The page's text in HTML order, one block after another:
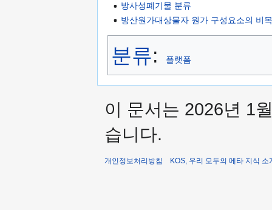
방사성폐기물 분류
방산원가대상물자 원가 구성요소의 비
분류: 플랫폼
이 문서는 2026년 1
습니다.
개인정보처리방침 KOS, 우리 모두의 메타 지식 소